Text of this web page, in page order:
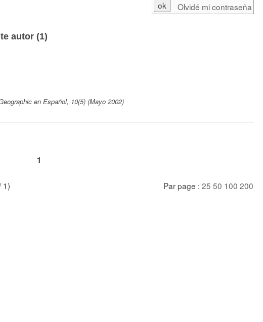
autor (1)
en Español, 10(5) (Mayo 2002)
1
1) Par page : 25 50 100 200
Olvidé mi contraseña